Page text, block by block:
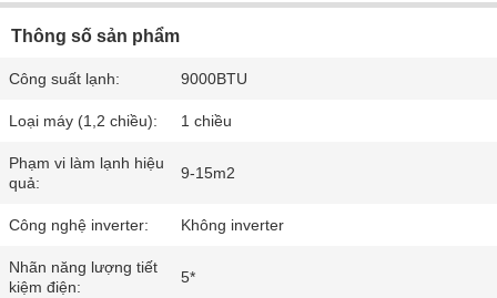
Thông số sản phẩm
Công suất lạnh: 9000BTU
Loại máy (1,2 chiều): 1 chiều
Phạm vi làm lạnh hiệu
quả:
9-15m2
Công nghệ inverter: Không inverter
Nhãn năng lượng tiết
kiệm điện:
5*